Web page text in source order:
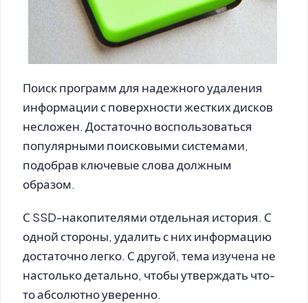
Поиск программ для надежного удаления
информации с поверхности жестких дисков
несложен. Достаточно воспользоваться
популярными поисковыми системами,
подобрав ключевые слова должным
образом.
С SSD-накопителями отдельная история. С
одной стороны, удалить с них информацию
достаточно легко. С другой, тема изучена не
настолько детально, чтобы утверждать что-
то абсолютно уверенно.